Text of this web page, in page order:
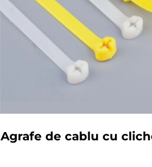
Agrafe de cablu cu